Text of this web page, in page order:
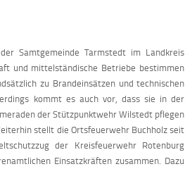
Samtgemeinde Tarmstedt im Landkreis
und mittelständische Betriebe bestimmen
zu Brandeinsätzen und technischen
kommt es auch vor, dass sie in der
der Stützpunktwehr Wilstedt pflegen
stellt die Ortsfeuerwehr Buchholz seit
der Kreisfeuerwehr Rotenburg
Einsatzkräften zusammen. Dazu